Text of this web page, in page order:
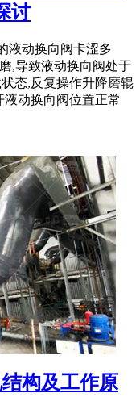
讨
液动换向阀卡涩多
,导致液动换向阀处于
态,反复操作升降磨辊
动换向阀位置正常
构及工作原